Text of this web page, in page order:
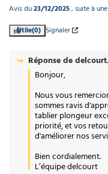
Avis du23/12/2025, suite à
Utile(0) Signaler
Réponse de
Bonjour,
Nous vous
sommes ravis
tablier plongeur
priorité, et vos
d'améliorer nos
Bien cordialement.
L’équipe delcourt